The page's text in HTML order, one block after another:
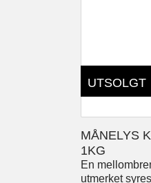
MÅNELYS
1KG
En
utmerket
UTSOLGT